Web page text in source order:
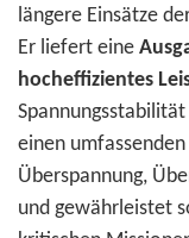
längere Einsätze
Er liefert eine
hocheffizientes
einen
Überspannung,
und gewährleistet